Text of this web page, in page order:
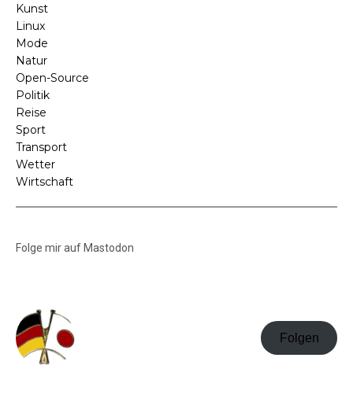
Kunst
Linux
Mode
Natur
Open-Source
Politik
Reise
Sport
Transport
Wetter
Wirtschaft
Folge mir auf Mastodon
Folgen